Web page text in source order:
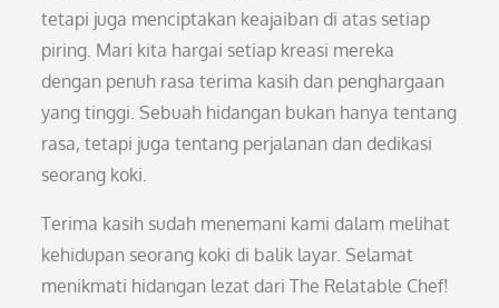
tetapi juga menciptakan keajaiban di atas setiap
piring. Mari kita hargai setiap kreasi mereka
dengan penuh rasa terima kasih dan penghargaan
yang tinggi. Sebuah hidangan bukan hanya tentang
rasa, tetapi juga tentang perjalanan dan dedikasi
seorang koki.
Terima kasih sudah menemani kami dalam melihat
kehidupan seorang koki di balik layar. Selamat
menikmati hidangan lezat dari The Relatable Chef!